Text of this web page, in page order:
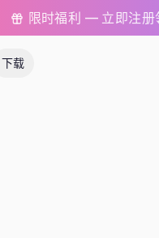
限时福利 — 立即注册
下载